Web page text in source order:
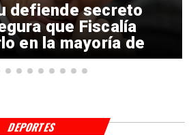
defiende secreto
que Fiscalía
en la mayoría de
DEPORTES